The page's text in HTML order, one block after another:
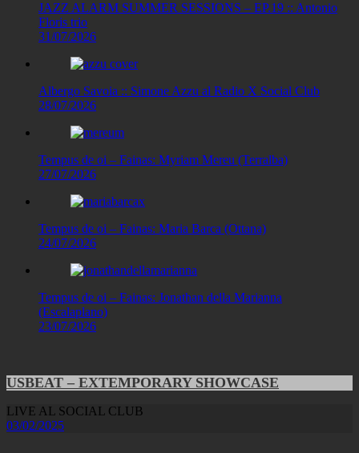
JAZZ ALARM SUMMER SESSIONS – EP.19 :: Antonio
Floris trio
31/07/2026
Albergo Savoia :: Simone Azzu al Radio X Social Club
28/07/2026
Tempus de oi – Fainas: Myriam Mereu (Terralba)
27/07/2026
Tempus de oi – Fainas: Maria Barca (Ottana)
24/07/2026
Tempus de oi – Fainas: Jonathan della Marianna
(Escalaplano)
23/07/2026
USBEAT – EXTEMPORARY SHOWCASE
LIVE AL SOCIAL CLUB
03/02/2025